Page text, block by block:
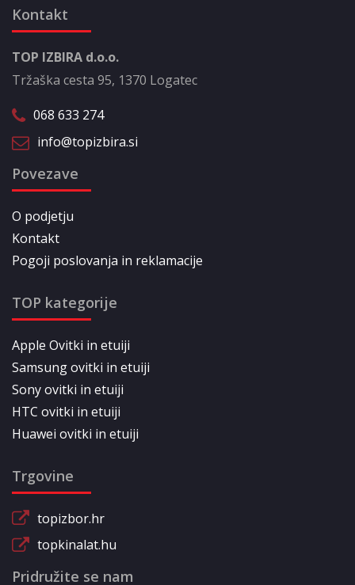
Kontakt
TOP IZBIRA d.o.o.
Tržaška cesta 95, 1370 Logatec
068 633 274
info@topizbira.si
Povezave
O podjetju
Kontakt
Pogoji poslovanja in reklamacije
TOP kategorije
Apple Ovitki in etuiji
Samsung ovitki in etuiji
Sony ovitki in etuiji
HTC ovitki in etuiji
Huawei ovitki in etuiji
Trgovine
topizbor.hr
topkinalat.hu
Pridružite se nam